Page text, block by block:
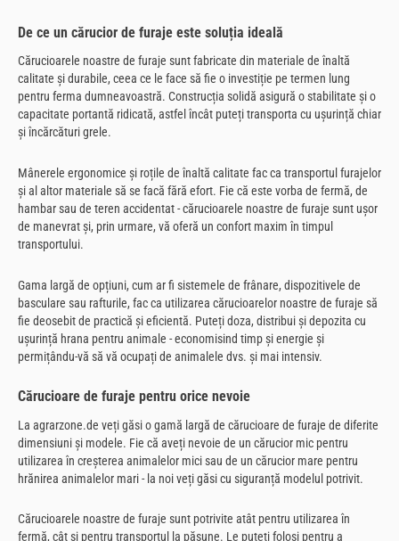
De ce un cărucior de furaje este soluția ideală
Cărucioarele noastre de furaje sunt fabricate din materiale de înaltă
calitate și durabile, ceea ce le face să fie o investiție pe termen lung
pentru ferma dumneavoastră. Construcția solidă asigură o stabilitate și o
capacitate portantă ridicată, astfel încât puteți transporta cu ușurință chiar
și încărcături grele.
Mânerele ergonomice și roțile de înaltă calitate fac ca transportul furajelor
și al altor materiale să se facă fără efort. Fie că este vorba de fermă, de
hambar sau de teren accidentat - cărucioarele noastre de furaje sunt ușor
de manevrat și, prin urmare, vă oferă un confort maxim în timpul
transportului.
Gama largă de opțiuni, cum ar fi sistemele de frânare, dispozitivele de
basculare sau rafturile, fac ca utilizarea cărucioarelor noastre de furaje să
fie deosebit de practică și eficientă. Puteți doza, distribui și depozita cu
ușurință hrana pentru animale - economisind timp și energie și
permițându-vă să vă ocupați de animalele dvs. și mai intensiv.
Cărucioare de furaje pentru orice nevoie
La agrarzone.de veți găsi o gamă largă de cărucioare de furaje de diferite
dimensiuni și modele. Fie că aveți nevoie de un cărucior mic pentru
utilizarea în creșterea animalelor mici sau de un cărucior mare pentru
hrănirea animalelor mari - la noi veți găsi cu siguranță modelul potrivit.
Cărucioarele noastre de furaje sunt potrivite atât pentru utilizarea în
fermă, cât și pentru transportul la pășune. Le puteți folosi pentru a